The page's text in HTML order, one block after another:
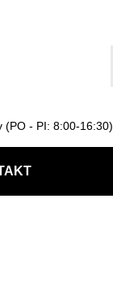
(PO - PI: 8:00-16:30)